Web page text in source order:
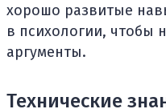
хорошо развитые
в психологии, чтобы
аргументы.
Технические